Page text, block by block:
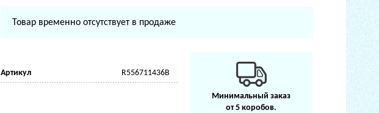
Товар временно отсутствует в продаже
Артикул R556711436B
Минимальный заказ
от 5 коробов.